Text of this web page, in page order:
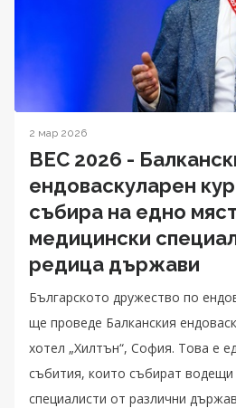
2 мар 2026
BEC 2026 -
ендоваскуларен
събира на едно
медицински
редица държави
Българското дружество по
ще проведе Балканския
хотел „Хилтън“, София. Това е
събития, които събират водещи
специалисти от различни